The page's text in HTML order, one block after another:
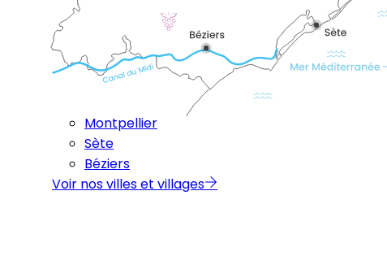
Montpellier
Sète
Béziers
Voir nos villes et villages